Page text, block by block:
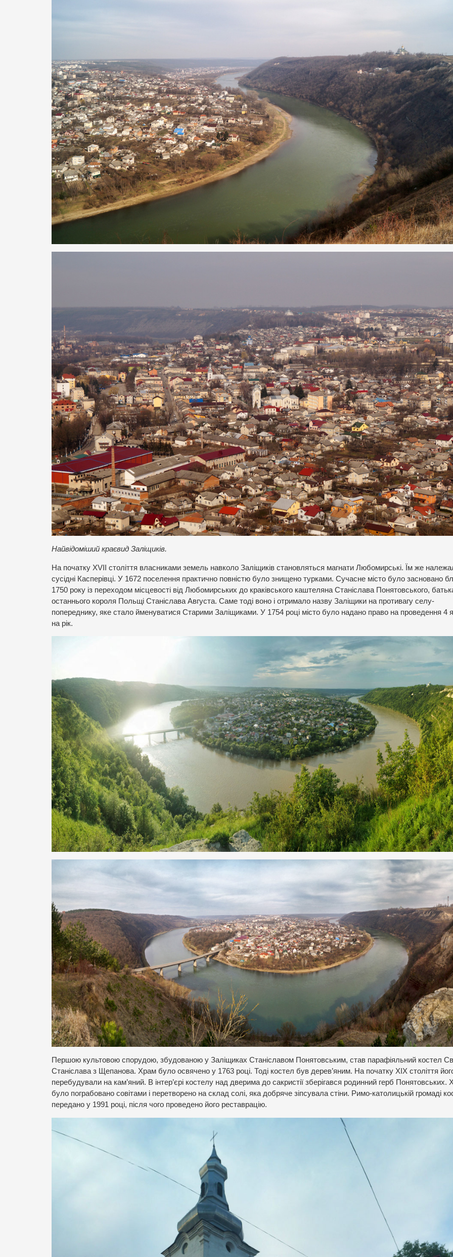
Найвідоміший краєвид Заліщиків.
На початку XVII століття власниками земель навколо Заліщиків становляться магнати Любомирські. Їм же
сусідні Касперівці. У 1672 поселення практично повністю було знищено турками. Сучасне місто було засновано
1750 року із переходом місцевості від Любомирських до краківського каштеляна Станіслава Понятовського,
останнього короля Польщі Станіслава Августа. Саме тоді воно і отримало назву Заліщики на противагу селу-
попереднику, яке стало йменуватися Старими Заліщиками. У 1754 році місто було надано право на проведення 4
на рік.
Першою культовою спорудою, збудованою у Заліщиках Станіславом Понятовським, став парафіяльний костел
Станіслава з Щепанова. Храм було освячено у 1763 році. Тоді костел був дерев’яним. На початку XIX століття
перебудували на кам’яний. В інтер’єрі костелу над дверима до сакристії зберігався родинний герб Понятовських.
було пограбовано совітами і перетворено на склад солі, яка добряче зіпсувала стіни. Римо-католицькій громаді
передано у 1991 році, після чого проведено його реставрацію.